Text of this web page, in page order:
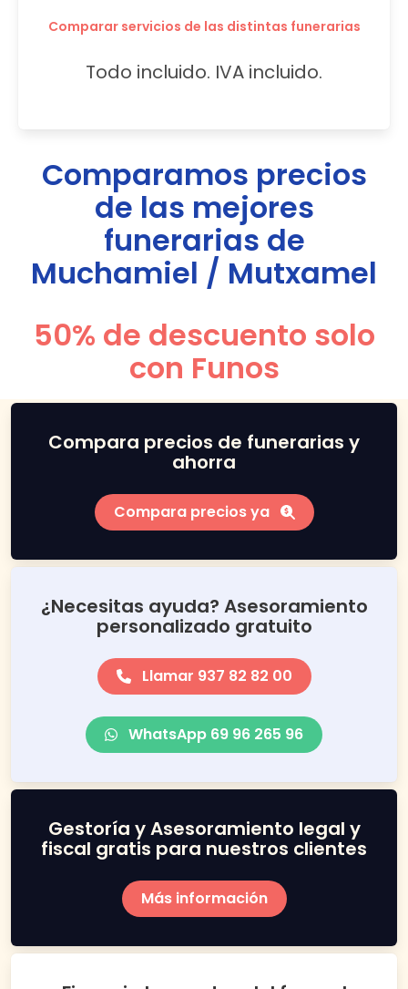
Comparar servicios de las distintas funerarias
Todo incluido. IVA incluido.
Comparamos precios
de las mejores
funerarias de
Muchamiel / Mutxamel
50% de descuento solo
con Funos
Compara precios de funerarias y
ahorra
Compara precios ya
¿Necesitas ayuda? Asesoramiento
personalizado gratuito
Llamar 937 82 82 00
WhatsApp 69 96 265 96
Gestoría y Asesoramiento legal y
fiscal gratis para nuestros clientes
Más información